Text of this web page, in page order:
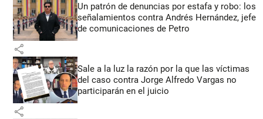
Un patrón de denuncias por estafa y robo: los
señalamientos contra Andrés Hernández, jefe
de comunicaciones de Petro
share
Sale a la luz la razón por la que las víctimas
del caso contra Jorge Alfredo Vargas no
participarán en el juicio
share